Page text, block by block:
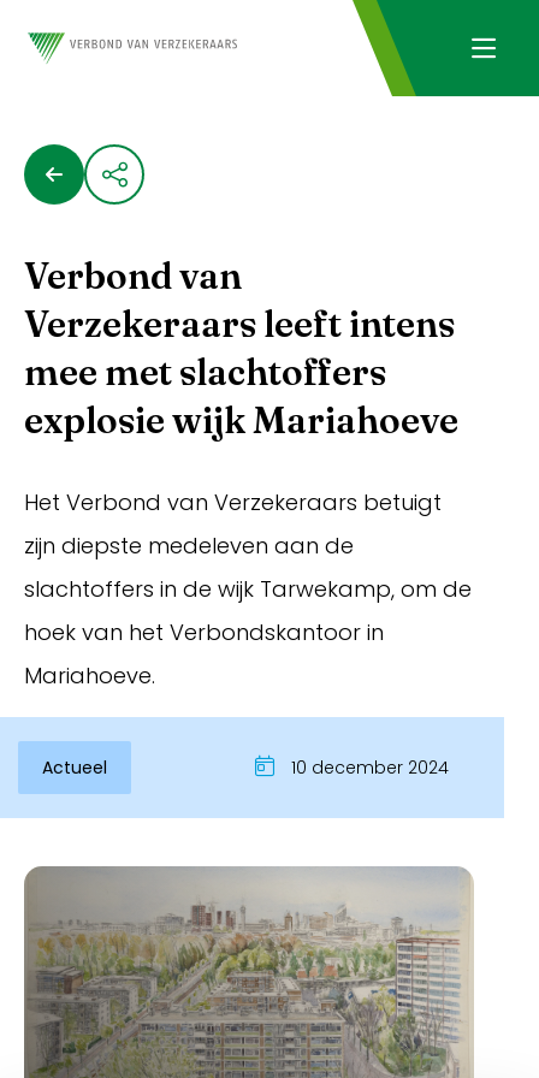
Verbond van
Verzekeraars leeft intens
mee met slachtoffers
explosie wijk Mariahoeve
Het Verbond van Verzekeraars betuigt
zijn diepste medeleven aan de
slachtoffers in de wijk Tarwekamp, om de
hoek van het Verbondskantoor in
Mariahoeve.
Actueel 10 december 2024